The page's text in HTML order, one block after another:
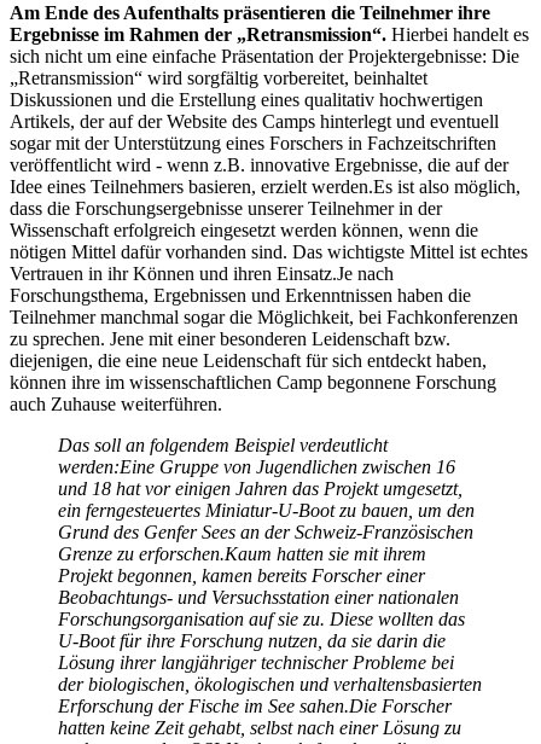
Am Ende des Aufenthalts präsentieren die Teilnehmer ihre
Ergebnisse im Rahmen der „Retransmission“. Hierbei handelt es
sich nicht um eine einfache Präsentation der Projektergebnisse: Die
„Retransmission“ wird sorgfältig vorbereitet, beinhaltet
Diskussionen und die Erstellung eines qualitativ hochwertigen
Artikels, der auf der Website des Camps hinterlegt und eventuell
sogar mit der Unterstützung eines Forschers in Fachzeitschriften
veröffentlicht wird - wenn z.B. innovative Ergebnisse, die auf der
Idee eines Teilnehmers basieren, erzielt werden.Es ist also möglich,
dass die Forschungsergebnisse unserer Teilnehmer in der
Wissenschaft erfolgreich eingesetzt werden können, wenn die
nötigen Mittel dafür vorhanden sind. Das wichtigste Mittel ist echtes
Vertrauen in ihr Können und ihren Einsatz.Je nach
Forschungsthema, Ergebnissen und Erkenntnissen haben die
Teilnehmer manchmal sogar die Möglichkeit, bei Fachkonferenzen
zu sprechen. Jene mit einer besonderen Leidenschaft bzw.
diejenigen, die eine neue Leidenschaft für sich entdeckt haben,
können ihre im wissenschaftlichen Camp begonnene Forschung
auch Zuhause weiterführen.
Das soll an folgendem Beispiel verdeutlicht
werden:Eine Gruppe von Jugendlichen zwischen 16
und 18 hat vor einigen Jahren das Projekt umgesetzt,
ein ferngesteuertes Miniatur-U-Boot zu bauen, um den
Grund des Genfer Sees an der Schweiz-Französischen
Grenze zu erforschen.Kaum hatten sie mit ihrem
Projekt begonnen, kamen bereits Forscher einer
Beobachtungs- und Versuchsstation einer nationalen
Forschungsorganisation auf sie zu. Diese wollten das
U-Boot für ihre Forschung nutzen, da sie darin die
Lösung ihrer langjähriger technischer Probleme bei
der biologischen, ökologischen und verhaltensbasierten
Erforschung der Fische im See sahen.Die Forscher
hatten keine Zeit gehabt, selbst nach einer Lösung zu